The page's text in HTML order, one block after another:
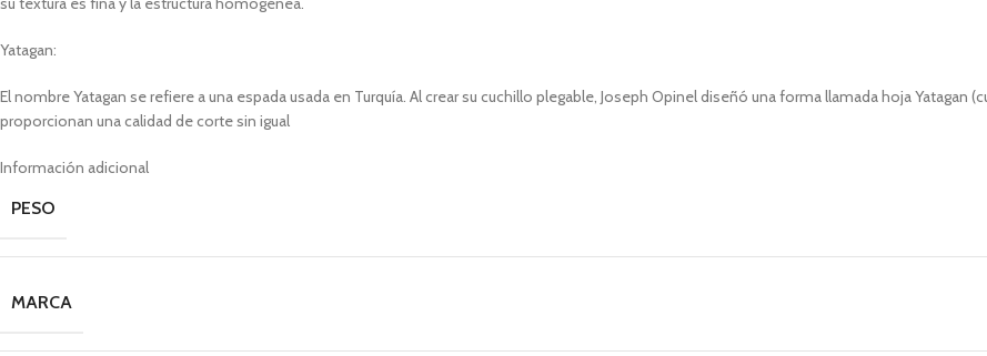
Yatagan:
El nombre Yatagan se refiere a una espada usada en Turquía. Al crear su cuchillo plegable, Joseph Opinel diseñó una forma llamada hoja Yatagan
proporcionan una calidad de corte sin igual
Información adicional
PESO
MARCA